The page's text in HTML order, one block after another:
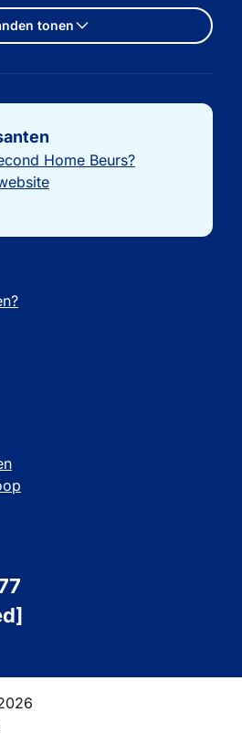
tonen
Home Beurs?